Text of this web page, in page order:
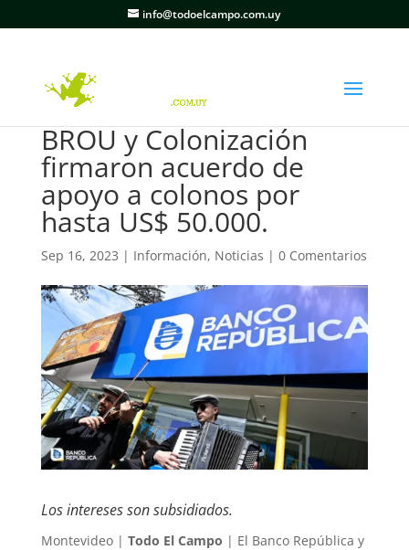
info@todoelcampo.com.uy
BROU y Colonización
firmaron acuerdo de
apoyo a colonos por
hasta US$ 50.000.
Sep 16, 2023 | Información, Noticias | 0 Comentarios
Los intereses son subsidiados.
Montevideo | Todo El Campo | El Banco República y